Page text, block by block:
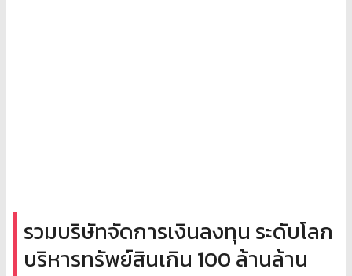
รวมบริษัทจัดการเงินลงทุน ระดับโลก
บริหารทรัพย์สินเกิน 100 ล้านล้าน